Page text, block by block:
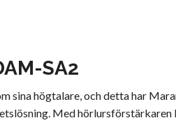
SA2
sina högtalare, och detta har
Med hörlursförstärkaren